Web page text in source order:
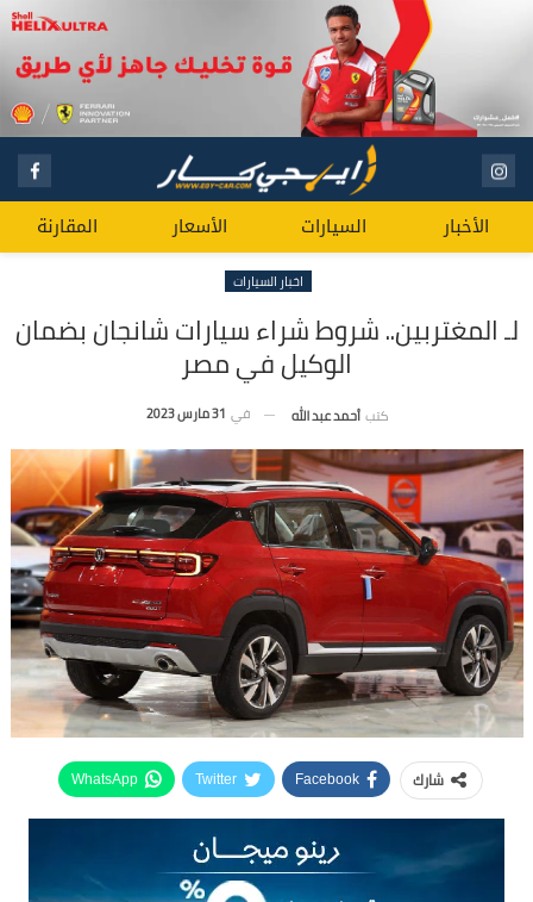
الأخبار السيارات الأسعار المقارنة
اخبار السيارات
لـ المغتربين.. شروط شراء سيارات شانجان بضمان
الوكيل في مصر
كتب أحمد عبد الله في 31 مارس 2023
شارك Facebook
Twitter
WhatsApp